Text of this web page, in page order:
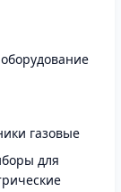
газовые
для